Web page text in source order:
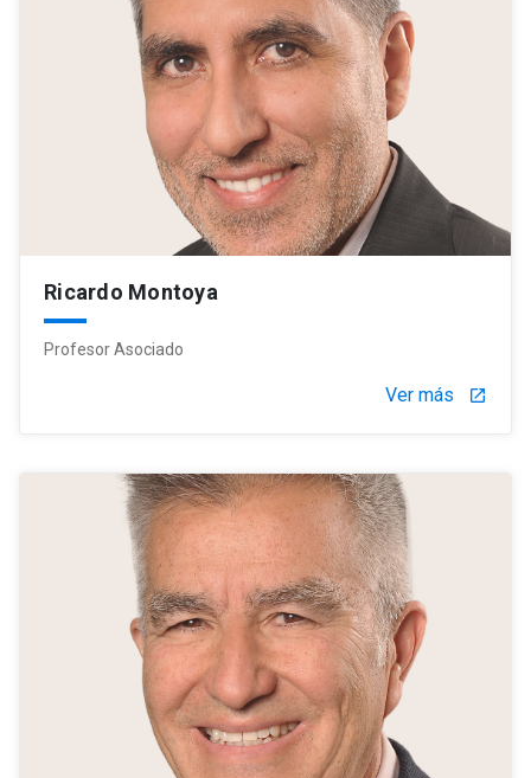
Ricardo Montoya
Profesor Asociado
Ver más launch